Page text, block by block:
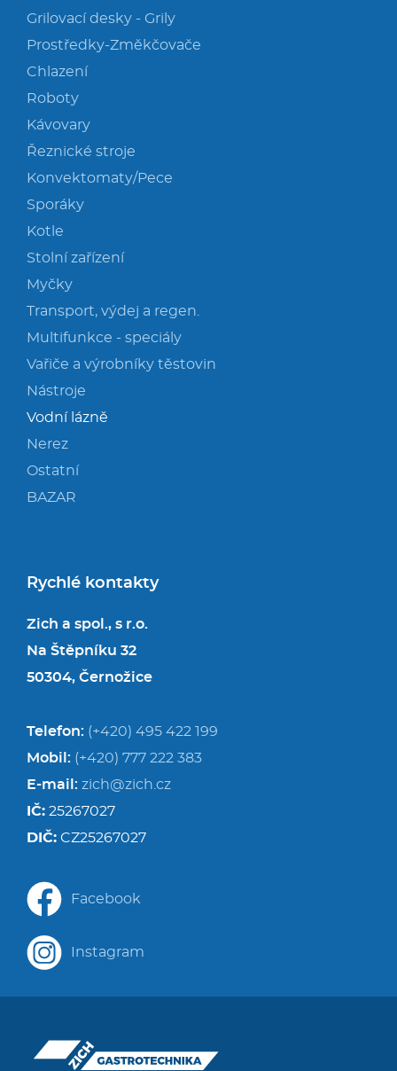
Grilovací desky - Grily
Prostředky-Změkčovače
Chlazení
Roboty
Kávovary
Řeznické stroje
Konvektomaty/Pece
Sporáky
Kotle
Stolní zařízení
Myčky
Transport, výdej a regen.
Multifunkce - speciály
Vařiče a výrobníky těstovin
Nástroje
Vodní lázně
Nerez
Ostatní
BAZAR
Rychlé kontakty
Zich a spol., s r.o.
Na Štěpníku 32
50304, Černožice
Telefon: (+420) 495 422 199
Mobil: (+420) 777 222 383
E-mail: zich@zich.cz
IČ: 25267027
DIČ: CZ25267027
Facebook
Instagram